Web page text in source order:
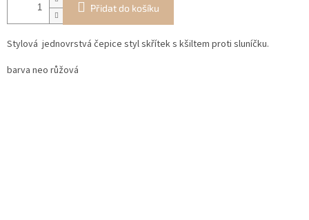
Přidat do košíku
Stylová jednovrstvá čepice styl skřítek s kšiltem proti sluníčku.
barva neo růžová